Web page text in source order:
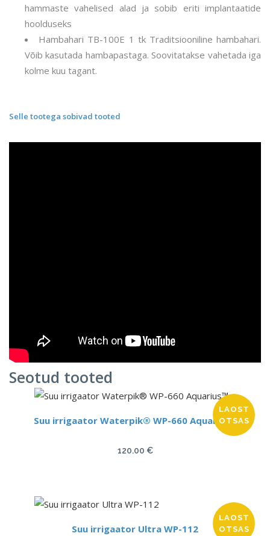
hammaste vahelised alad ja sobib eriti implantaatide
hoolduseks
Hambahari TB-100E 1 tk Traditsiooniline hambahari.
Võib kasutada hambapastaga. Soovitatakse vahetada iga
kolme kuu tagant.
Selle tootega sobivad tooted
Seotud tooted
LAOST
OTSAS
Suu irrigaator Waterpik® WP-660 Aquarius™
120.00 €
LAOST
OTSAS
Suu irrigaator Ultra WP-112